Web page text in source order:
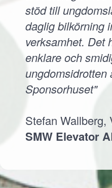
stöd till
daglig bilkörning
verksamhet. Det
enklare och
ungdomsidrotten
Sponsorhuset"
Stefan Wallberg,
SMW Elevator